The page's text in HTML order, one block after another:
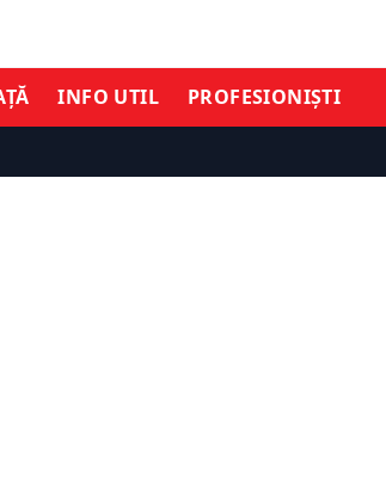
INFO UTIL PROFESIONIȘTI